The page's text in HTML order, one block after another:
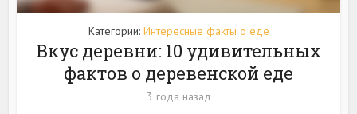
Категории: Интересные факты о еде
Вкус деревни: 10 удивительных
фактов о деревенской еде
3 года назад